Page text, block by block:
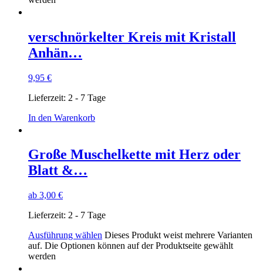
verschnörkelter Kreis mit Kristall
Anhän…
9,95 €
Lieferzeit: 2 - 7 Tage
In den Warenkorb
Große Muschelkette mit Herz oder
Blatt &…
ab 3,00 €
Lieferzeit: 2 - 7 Tage
Ausführung wählen Dieses Produkt weist mehrere Varianten
auf. Die Optionen können auf der Produktseite gewählt
werden